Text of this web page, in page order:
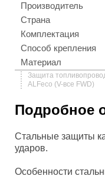
Производитель
Страна
Комплектация
Способ крепления
Материал
Защита
ALFeco (V-все FWD)
Подробное
Стальные защиты
ударов.
Особенности